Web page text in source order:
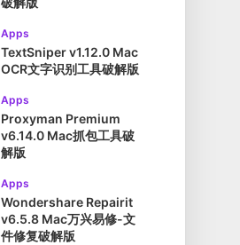
Apps
TextSniper v1.12.0 Mac
OCR文字识别工具破解版
Apps
Proxyman Premium
v6.14.0 Mac抓包工具破
解版
Apps
Wondershare Repairit
v6.5.8 Mac万兴易修-文
件修复破解版